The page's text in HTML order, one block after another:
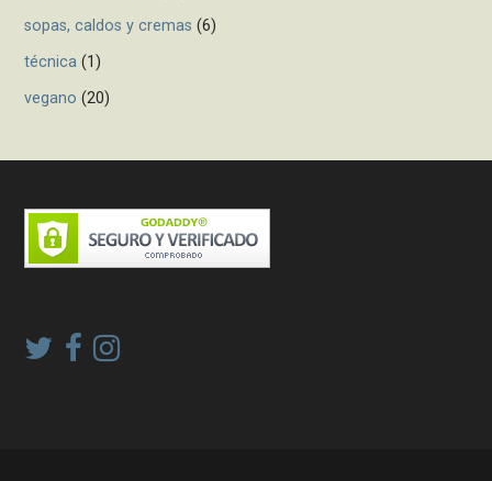
sopas, caldos y cremas (6)
técnica (1)
vegano (20)